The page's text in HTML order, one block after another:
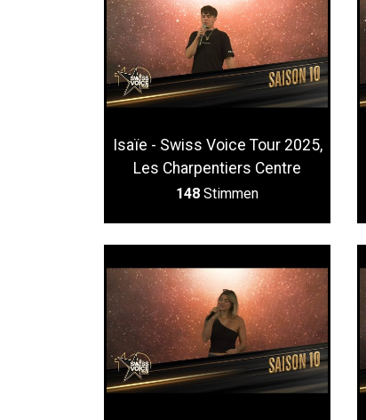
Isaïe - Swiss Voice Tour 2025,
Les Charpentiers Centre
148 Stimmen